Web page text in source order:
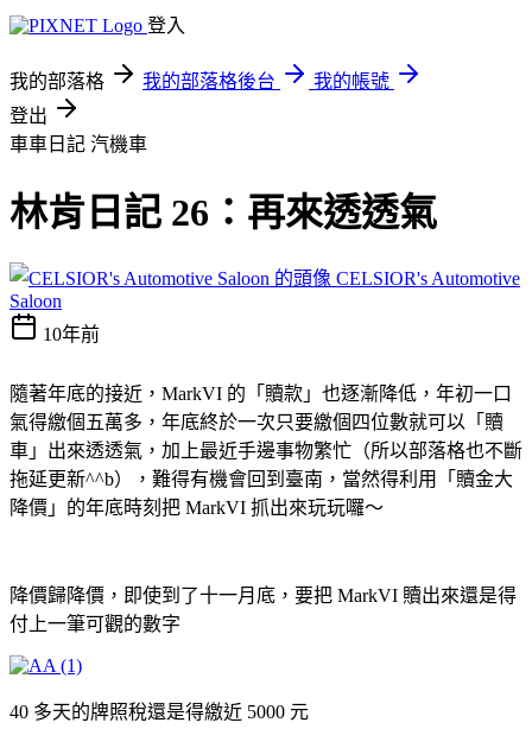
登入
我的部落格 我的部落格後台
我的帳號
登出
車車日記 汽機車
林肯日記 26：再來透透氣
CELSIOR's Automotive
Saloon
10年前
隨著年底的接近，MarkVI 的「贖款」也逐漸降低，年初一口
氣得繳個五萬多，年底終於一次只要繳個四位數就可以「贖
車」出來透透氣，加上最近手邊事物繁忙（所以部落格也不斷
拖延更新^^b），難得有機會回到臺南，當然得利用「贖金大
降價」的年底時刻把 MarkVI 抓出來玩玩囉～
降價歸降價，即使到了十一月底，要把 MarkVI 贖出來還是得
付上一筆可觀的數字
40 多天的牌照稅還是得繳近 5000 元